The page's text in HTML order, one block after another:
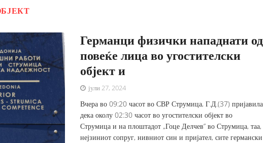
Германци физички нападнати од
повеќе лица во угостителски
објект и
јули 27, 2024
Вчера во 09:20 часот во СВР Струмица, Г.Д.(37) пријавила
дека околу 02:30 часот во угостителски објект во
Струмица и на плоштадот „Гоце Делчев” во Струмица, таа,
нејзиниот сопруг, нивниот син и пријател, сите германски